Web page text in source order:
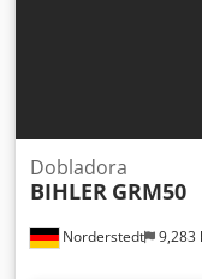
Norderstedt 9,283
Dobladora
BIHLER GRM50